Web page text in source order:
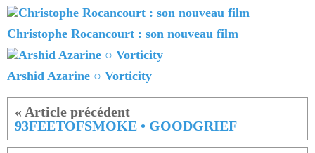
Christophe Rocancourt : son nouveau film
Arshid Azarine ○ Vorticity
93FEETOFSMOKE • GOODGRIEF